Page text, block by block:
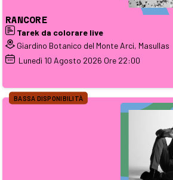
RANCORE
Tarek da colorare live
Giardino Botanico del Monte Arci, Masullas
Lunedì 10 Agosto 2026 Ore 22:00
BASSA DISPONIBILITÀ